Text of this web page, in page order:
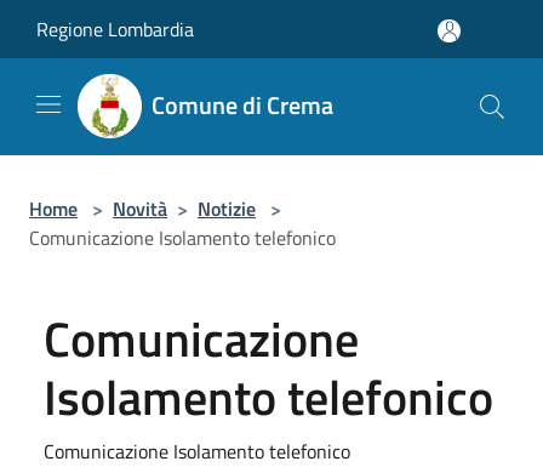
Regione Lombardia
Comune di Crema
Home > Novità > Notizie >
Comunicazione Isolamento telefonico
Comunicazione
Isolamento telefonico
Comunicazione Isolamento telefonico